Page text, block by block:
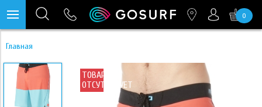
0
Главная
ТОВАР
ОТСУТСТВУЕТ
https://mc.yandex.ru/pixel/28467905289433451?rnd=%aw_random%